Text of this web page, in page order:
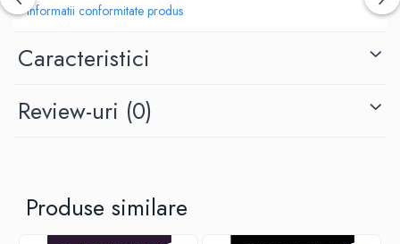
- cultură
Informatii conformitate produs
Caracteristici
Review-uri (0)
Produse similare